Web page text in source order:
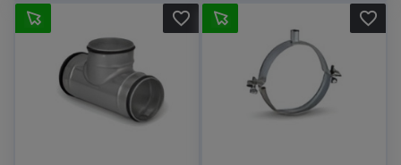
favorite_border favorite_border